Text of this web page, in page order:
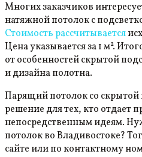
Многих заказчиков
натяжной потолок с
Стоимость рассчитывается
Цена указывается за 1 м².
от особенностей скрытой
и дизайна полотна.
Парящий потолок со скрытой
решение для тех, кто отдает
непосредственным идеям.
потолок во Владивостоке?
сайте или по контактному